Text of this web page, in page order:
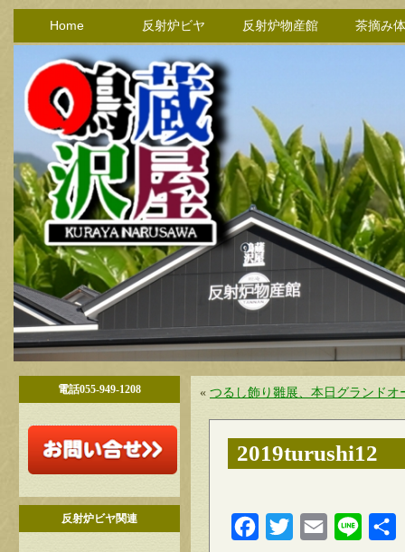
Home 反射炉ビヤ 反射炉物産館 茶摘み
電話055-949-1208
反射炉ビヤ関連
« つるし飾り雛展、本日グランドオ
2019turushi12
FacebookTwitter Email Line